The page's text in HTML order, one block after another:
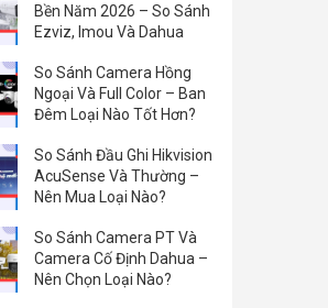
Bền Năm 2026 – So Sánh
Ezviz, Imou Và Dahua
So Sánh Camera Hồng
Ngoại Và Full Color – Ban
Đêm Loại Nào Tốt Hơn?
So Sánh Đầu Ghi Hikvision
AcuSense Và Thường –
Nên Mua Loại Nào?
So Sánh Camera PT Và
Camera Cố Định Dahua –
Nên Chọn Loại Nào?